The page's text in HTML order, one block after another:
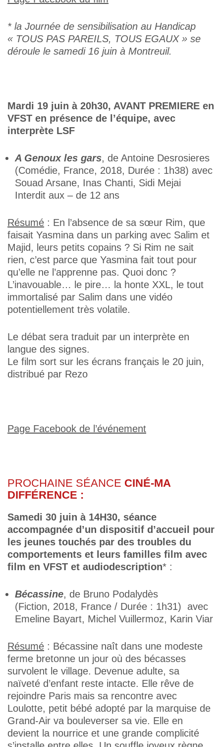
* la Journée de sensibilisation au Handicap
« TOUS PAS PAREILS, TOUS EGAUX » se
déroule le samedi 16 juin à Montreuil.
Mardi 19 juin à 20h30, AVANT PREMIERE en
VFST en présence de l’équipe, avec
interprète LSF
A Genoux les gars, de Antoine Desrosieres
(Comédie, France, 2018, Durée : 1h38) avec
Souad Arsane, Inas Chanti, Sidi Mejai
Interdit aux – de 12 ans
Résumé : En l’absence de sa sœur Rim, que
faisait Yasmina dans un parking avec Salim et
Majid, leurs petits copains ? Si Rim ne sait
rien, c’est parce que Yasmina fait tout pour
qu’elle ne l’apprenne pas. Quoi donc ?
L’inavouable… le pire… la honte XXL, le tout
immortalisé par Salim dans une vidéo
potentiellement très volatile.
Le débat sera traduit par un interprète en
langue des signes.
Le film sort sur les écrans français le 20 juin,
distribué par Rezo
Page Facebook de l’événement
PROCHAINE SÉANCE CINÉ-MA
DIFFÉRENCE :
Samedi 30 juin à 14H30, séance
accompagnée d’un dispositif d’accueil pour
les jeunes touchés par des troubles du
comportements et leurs familles film avec
film en VFST et audiodescription* :
Bécassine, de Bruno Podalydès
(Fiction, 2018, France / Durée : 1h31) avec
Emeline Bayart, Michel Vuillermoz, Karin Viar
Résumé : Bécassine naît dans une modeste
ferme bretonne un jour où des bécasses
survolent le village. Devenue adulte, sa
naïveté d’enfant reste intacte. Elle rêve de
rejoindre Paris mais sa rencontre avec
Loulotte, petit bébé adopté par la marquise de
Grand-Air va bouleverser sa vie. Elle en
devient la nourrice et une grande complicité